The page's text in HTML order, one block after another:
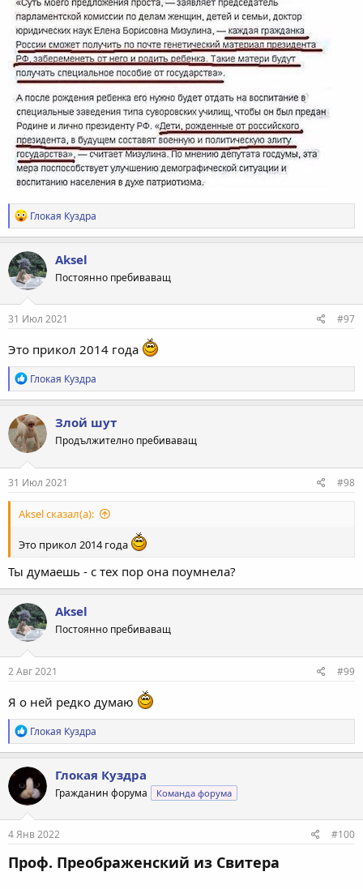
Р
е
а
к
ц
и
и
:
Глокая Куздра
Aksel
Постоянно пребиваващ
31 Июл 2021 #97
Это прикол 2014 года
Р
е
а
к
ц
и
и
:
Глокая Куздра
Злой шут
Продължително пребиваващ
31 Июл 2021 #98
Aksel сказал(а):
Это прикол 2014 года
Ты думаешь - с тех пор она поумнела?
Aksel
Постоянно пребиваващ
2 Авг 2021 #99
Я о ней редко думаю
Р
е
а
к
ц
и
и
:
Глокая Куздра
Глокая Куздра
Гражданин форума Команда форума
4 Янв 2022 #100
Проф. Преображенский из Свитера